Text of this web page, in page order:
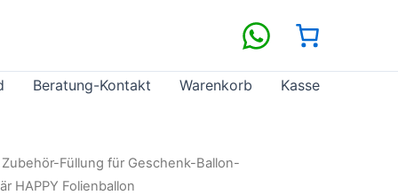
Beratung-Kontakt Warenkorb Kasse
Zubehör-Füllung für Geschenk-Ballon-
HAPPY Folienballon